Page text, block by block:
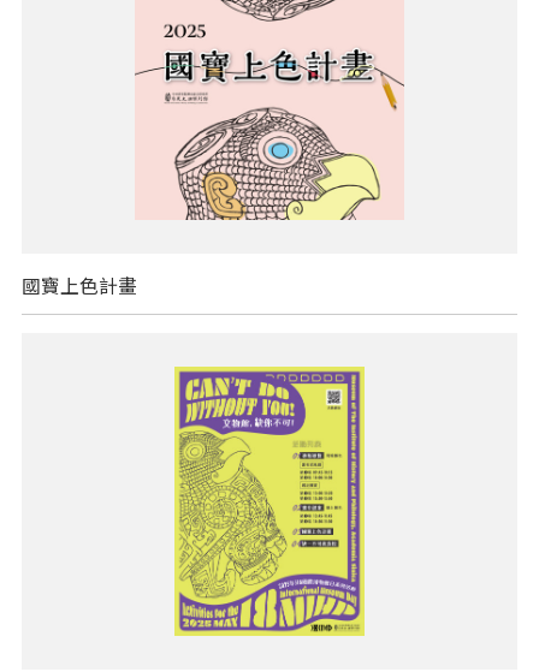
國寶上色計畫